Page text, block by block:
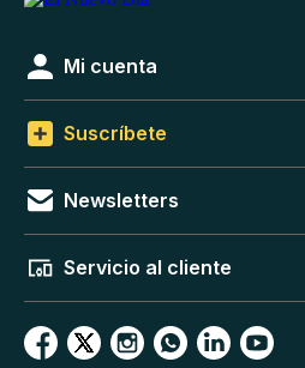
Mi cuenta
Suscríbete
Newsletters
Servicio al cliente